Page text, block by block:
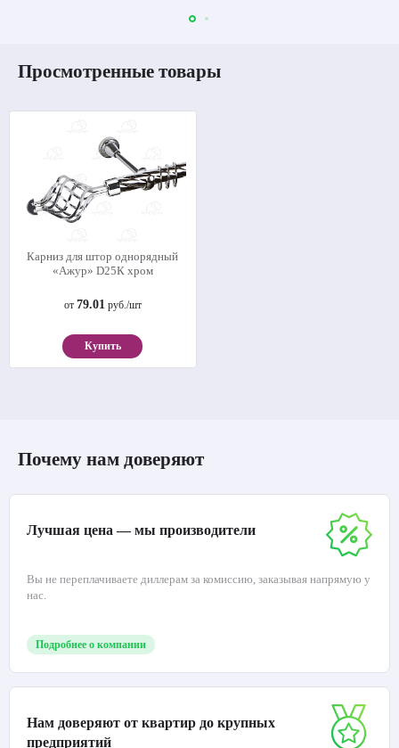
Просмотренные товары
Карниз для штор однорядный
«Ажур» D25К хром
от 79.01 руб./шт
Купить
Почему нам доверяют
Лучшая цена — мы производители
Вы не переплачиваете диллерам за комиссию, заказывая напрямую у
нас.
Подробнее о компании
Нам доверяют от квартир до крупных
предприятий